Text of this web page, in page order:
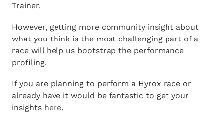
Trainer.
However, getting more community insight about
what you think is the most challenging part of a
race will help us bootstrap the performance
profiling.
If you are planning to perform a Hyrox race or
already have it would be fantastic to get your
insights here.